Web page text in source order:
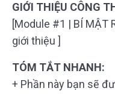
GIỚI THIỆU CÔNG
[Module #1 | BÍ MẬT
giới thiệu ]
TÓM TẮT NHANH:
+ Phần này bạn sẽ